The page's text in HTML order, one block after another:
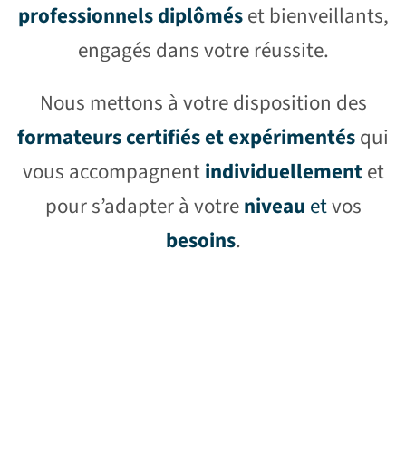
professionnels diplôméset bienveillants,
engagés dans votre réussite.
Nous mettons à votre disposition des
formateurs certifiés et expérimentésqui
vous accompagnentindividuellementet
pour s’adapter à votreniveau etvos
besoins.